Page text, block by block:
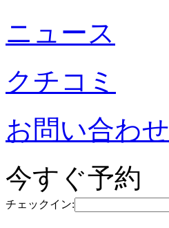
ニュース
クチコミ
お問い合わせ
今すぐ予約
チェックイン: